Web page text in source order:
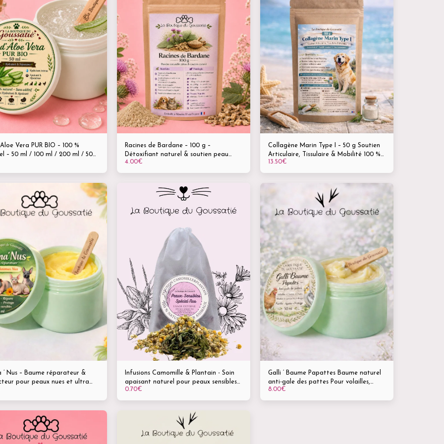
Aloe Vera PUR BIO – 100 %
– 50 ml / 100 ml / 200 ml / 500
- Réparation -
- Tous animaux – Peaux
Racines de Bardane – 100 g –
Détoxifiant naturel & soutien peau
pour animaux
4.00€
Collagène Marin Type I – 50 g Soutien
Articulaire, Tissulaire & Mobilité 100 %
naturel – Qualité premium – Universel
animaux
13.50€
’ Nus – Baume réparateur &
pour peaux nues et ultra
(rats, cochons d’inde, chiens et
– 50 ml
Infusions Camomille & Plantain - Soin
apaisant naturel pour peaux sensibles
ou irritées
0.70€
Galli ’ Baume Papattes Baume naturel
anti-gale des pattes Pour volailles,
oiseaux, chèvres, moutons, lamas et
autres petits sabots
8.00€